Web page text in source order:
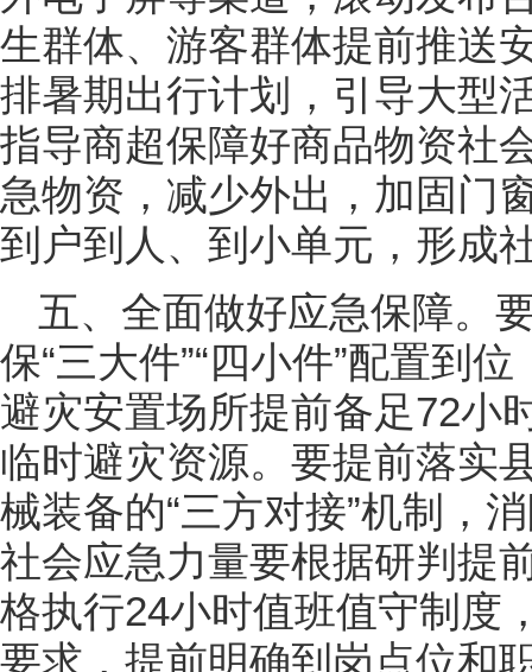
生群体、游客群体提前推送
排暑期出行计划，引导大型
指导商超保障好商品物资社
急物资，减少外出，加固门
到户到人、到小单元，形成
五、全面做好应急保障。
保“三大件”“四小件”配置到
避灾安置场所提前备足72小
临时避灾资源。要提前落实
械装备的“三方对接”机制，
社会应急力量要根据研判提
格执行24小时值班值守制度
要求，提前明确到岗点位和